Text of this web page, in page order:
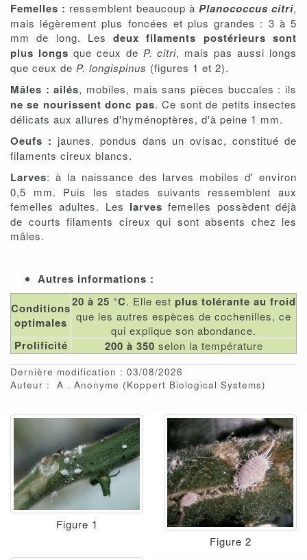
Femelles : ressemblent beaucoup à Planococcus citri,
mais légèrement plus foncées et plus grandes : 3 à 5
mm de long. Lesdeux filaments postérieurs sont
plus longs que ceux de P. citri, mais pas aussi longs
que ceux de P. longispinus (figures 1 et 2).
Mâles :ailés, mobiles, mais sans pièces buccales : ils
ne se nourissent donc pas. Ce sont de petits insectes
délicats aux allures d'hyménoptères, d'à peine 1 mm.
Oeufs : jaunes, pondus dans un ovisac, constitué de
filaments cireux blancs.
Larves: à la naissance des larves mobiles d' environ
0,5 mm. Puis les stades suivants ressemblent aux
femelles adultes. Les larves femelles possèdent déjà
de courts filaments cireux qui sont absents chez les
mâles.
Autres informations :
Conditions
optimales
20 à 25 °C. Elle est plus tolérante au froid
que les autres espèces de cochenilles, ce
qui explique son abondance.
Prolificité 200 à 350 selon la température
Dernière modification : 03/08/2026
Auteur :
A Anonyme (Koppert Biological Systems)
Figure 1
Figure 2